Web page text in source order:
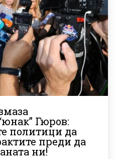
Гюров:
политици да
преди да
ни!